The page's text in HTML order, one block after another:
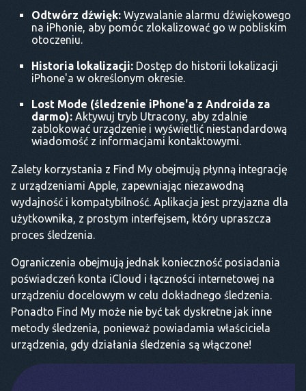
Odtwórz dźwięk: Wyzwalanie alarmu dźwiękowego
na iPhonie, aby pomóc zlokalizować go w pobliskim
otoczeniu.
Historia lokalizacji: Dostęp do historii lokalizacji
iPhone'a w określonym okresie.
Lost Mode (śledzenie iPhone'a z Androida za
darmo): Aktywuj tryb Utracony, aby zdalnie
zablokować urządzenie i wyświetlić niestandardową
wiadomość z informacjami kontaktowymi.
Zalety korzystania z Find My obejmują płynną integrację
z urządzeniami Apple, zapewniając niezawodną
wydajność i kompatybilność. Aplikacja jest przyjazna dla
użytkownika, z prostym interfejsem, który upraszcza
proces śledzenia.
Ograniczenia obejmują jednak konieczność posiadania
poświadczeń konta iCloud i łączności internetowej na
urządzeniu docelowym w celu dokładnego śledzenia.
Ponadto Find My może nie być tak dyskretne jak inne
metody śledzenia, ponieważ powiadamia właściciela
urządzenia, gdy działania śledzenia są włączone!